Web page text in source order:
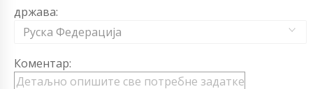
држава:
Руска Федерација
Коментар: